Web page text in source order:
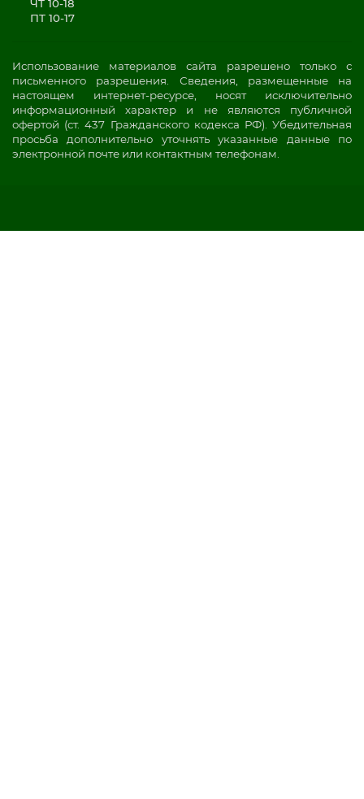
ЧТ 10-18
ПТ 10-17
Использование материалов сайта разрешено только с
письменного разрешения. Сведения, размещенные на
настоящем интернет-ресурсе, носят исключительно
информационный характер и не являются публичной
офертой (ст. 437 Гражданского кодекса РФ). Убедительная
просьба дополнительно уточнять указанные данные по
электронной почте или контактным телефонам.